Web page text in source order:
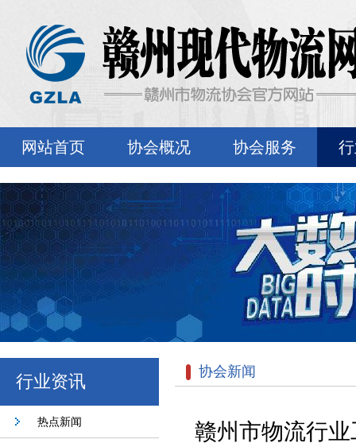
网站首页 协会概况 协会服务
行业资讯
热点新闻
协会新闻
赣州市物流行